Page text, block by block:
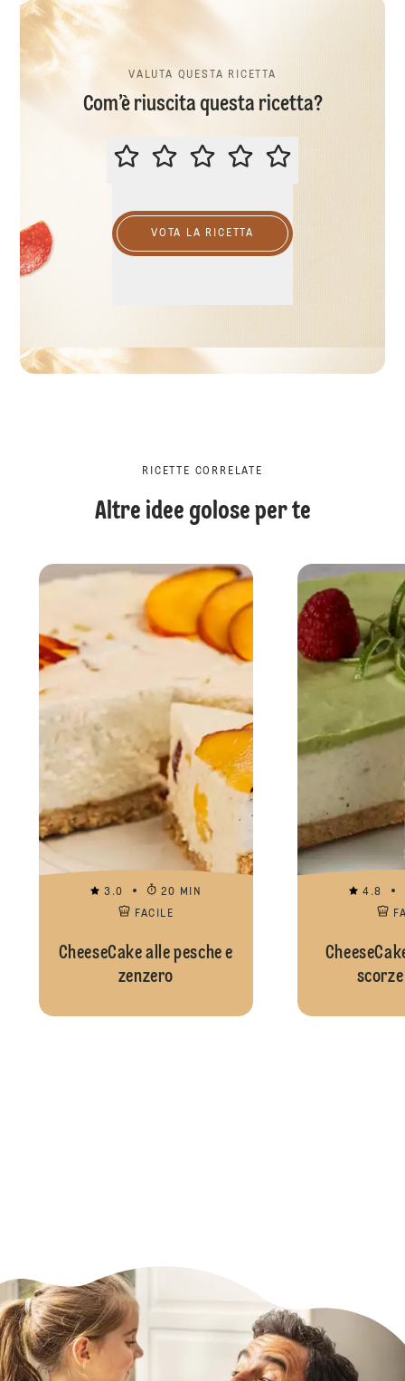
VALUTA QUESTA RICETTA
Com’è riuscita questa ricetta?
VALUTA QUESTA RICETTA
VOTA LA RICETTA
RICETTE CORRELATE
Altre idee golose per te
3.0
20 MIN
FACILE
CheeseCake alle pesche e
zenzero
4.8